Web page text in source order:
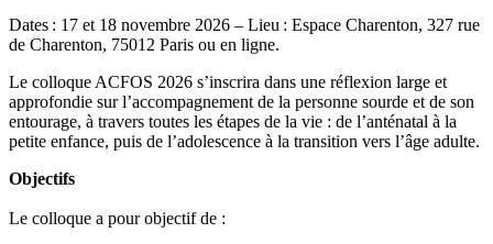
Dates : 17 et 18 novembre 2026 – Lieu : Espace Charenton, 327 rue
de Charenton, 75012 Paris ou en ligne.
Le colloque ACFOS 2026 s’inscrira dans une réflexion large et
approfondie sur l’accompagnement de la personne sourde et de son
entourage, à travers toutes les étapes de la vie : de l’anténatal à la
petite enfance, puis de l’adolescence à la transition vers l’âge adulte.
Objectifs
Le colloque a pour objectif de :